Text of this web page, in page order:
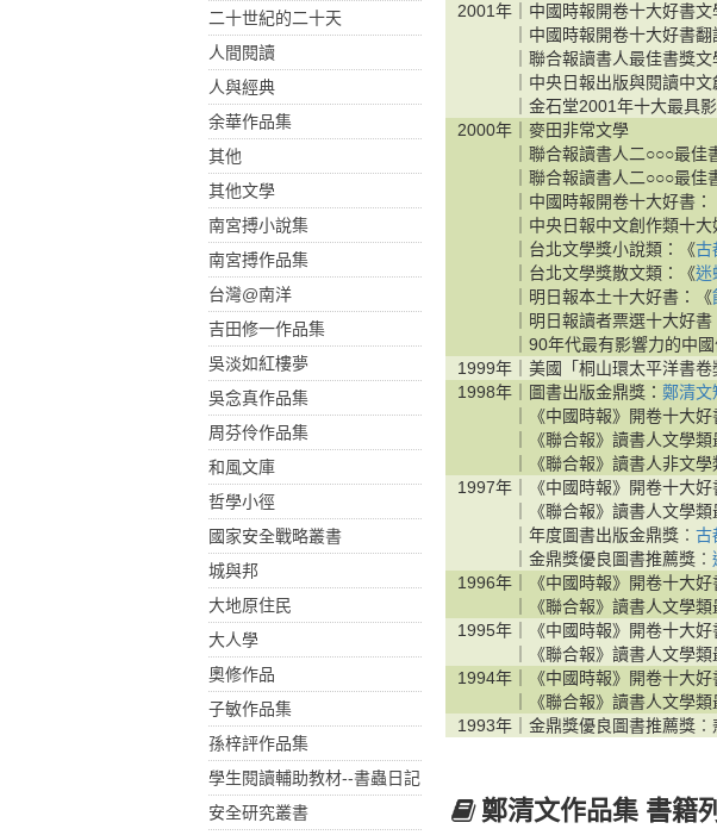
二十世紀的二十天
人間閱讀
人與經典
余華作品集
其他
其他文學
南宮搏小說集
南宮搏作品集
台灣@南洋
吉田修一作品集
吳淡如紅樓夢
吳念真作品集
周芬伶作品集
和風文庫
哲學小徑
國家安全戰略叢書
城與邦
大地原住民
大人學
奧修作品
子敏作品集
孫梓評作品集
學生閱讀輔助教材--書蟲日記
安全研究叢書
2001年｜ 中國時報開卷十大好書
中國時報開卷十大好書翻
聯合報讀書人最佳書獎文
中央日報出版與閱讀中
金石堂2001年十大最具
2000年｜ 麥田非常文學
聯合報讀書人二○○○最佳
聯合報讀書人二○○○最佳
中國時報開卷十大好書：
中央日報中文創作類十大
台北文學獎小說類：《古
台北文學獎散文類：《迷
明日報本土十大好書：《
明日報讀者票選十大好書
90年代最有影響力的中
1999年｜ 美國「桐山環太平洋書卷
1998年｜
圖書出版金鼎獎： 鄭清文
《中國時報》開卷十大
《聯合報》讀書人文學
《聯合報》讀書人非文學
1997年｜
《中國時報》開卷十大好
《聯合報》讀書人文學類
年度圖書出版金鼎獎︰ 古
金鼎獎優良圖書推薦獎︰
1996年｜
《中國時報》開卷十大好
《聯合報》讀書人文學類
1995年｜
《中國時報》開卷十大
《聯合報》讀書人文學
1994年｜
《中國時報》開卷十大好
《聯合報》讀書人文學
1993年｜ 金鼎獎優良圖書推薦獎︰
鄭清文作品集 書籍